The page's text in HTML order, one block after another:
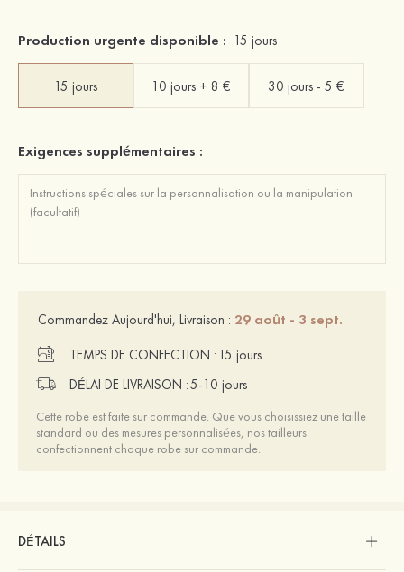
Production urgente disponible : 15 jours
15 jours 10 jours + 8 € 30 jours - 5 €
Exigences supplémentaires :
Commandez Aujourd'hui, Livraison : 29 août - 3 sept.
TEMPS DE CONFECTION : 15 jours
DÉLAI DE LIVRAISON :5-10 jours
Cette robe est faite sur commande. Que vous choisissiez une taille
standard ou des mesures personnalisées, nos tailleurs
confectionnent chaque robe sur commande.
DÉTAILS